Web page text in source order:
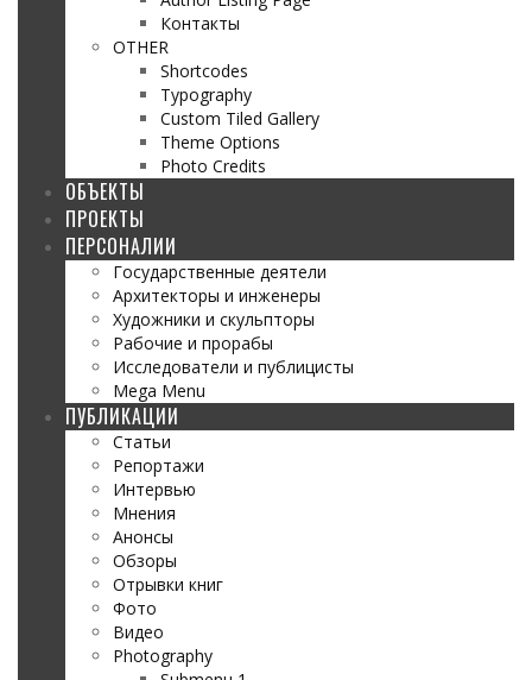
Контакты
OTHER
Shortcodes
Typography
Custom Tiled Gallery
Theme Options
Photo Credits
ОБЪЕКТЫ
ПРОЕКТЫ
ПЕРСОНАЛИИ
Государственные деятели
Архитекторы и инженеры
Художники и скульпторы
Рабочие и прорабы
Исследователи и публицисты
Mega Menu
ПУБЛИКАЦИИ
Статьи
Репортажи
Интервью
Мнения
Анонсы
Обзоры
Отрывки книг
Фото
Видео
Photography